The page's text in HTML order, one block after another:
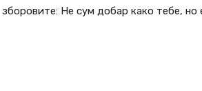
зборовите: Не сум добар како тебе, но